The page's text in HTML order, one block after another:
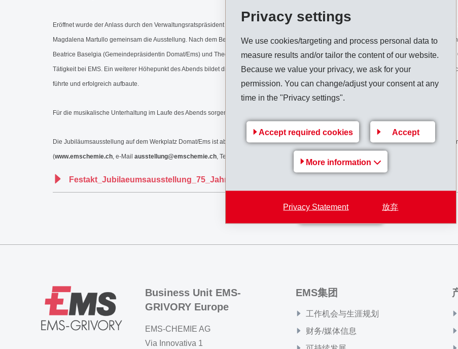
Privacy settings
We use cookies/targeting and process personal data to
measure results and/or tailor the content of our website.
Because we value your privacy, we ask for your
permission. You can change/adjust your consent at any
time in the "Privacy settings".
Accept required cookies Accept
More information
Privacy Statement 放弃
Eröffnet wurde der Anlass durch den Verwaltungsratspräsident der EMS-CHEMIE HOLDING AG, Dr. Ulf Berg. Anschliessend eröffnen Frau
Magdalena Martullo gemeinsam die Ausstellung. Nach dem Besuch der Ausstellung geniessen die Gäste ein festliches Nachtessen mit
Beatrice Baselgia (Gemeindepräsidentin Domat/Ems) und Theo Haas (Präsident der Bürgergemeinde Domat/Ems). Dr. Marcel Capaul erheitert
Tätigkeit bei EMS. Ein weiterer Höhepunkt des Abends bildet die von persönlichen Eindrücken und Erfahrungen geprägte Festrede von Dr. Ch.
führte und erfolgreich aufbaute.
Für die musikalische Unterhaltung im Laufe des Abends sorgen das Rhäzünser "Trio Duranand" sowie die Romanshorner "Swing Kids".
Die Jubiläumsausstellung auf dem Werkplatz Domat/Ems ist ab Anfang Februar 2011 für Gruppen öffentlich zugänglich. Erfahrene Mitarbeiter
(www.emschemie.ch, e-Mail ausstellung@emschemie.ch, Telefon
Festakt_Jubilaeumsausstellung_75_Jahre_EMS.pdf
Back to overview
Business Unit EMS-
GRIVORY Europe
EMS-CHEMIE AG
Via Innovativa 1
EMS集团
工作机会与生涯规划
财务/媒体信息